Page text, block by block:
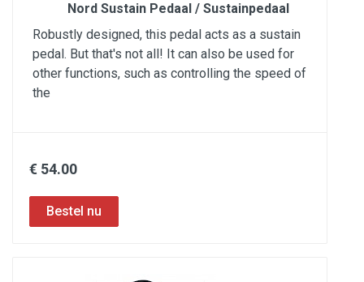
Nord Sustain Pedaal / Sustainpedaal
Robustly designed, this pedal acts as a sustain
pedal. But that's not all! It can also be used for
other functions, such as controlling the speed of
the
€ 54.00